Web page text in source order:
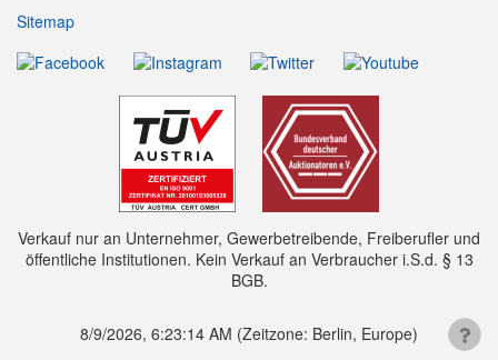
Sitemap
Verkauf nur an Unternehmer, Gewerbetreibende, Freiberufler und
öffentliche Institutionen. Kein Verkauf an Verbraucher i.S.d. § 13
BGB.
8/9/2026, 6:23:14 AM (Zeitzone: Berlin, Europe)